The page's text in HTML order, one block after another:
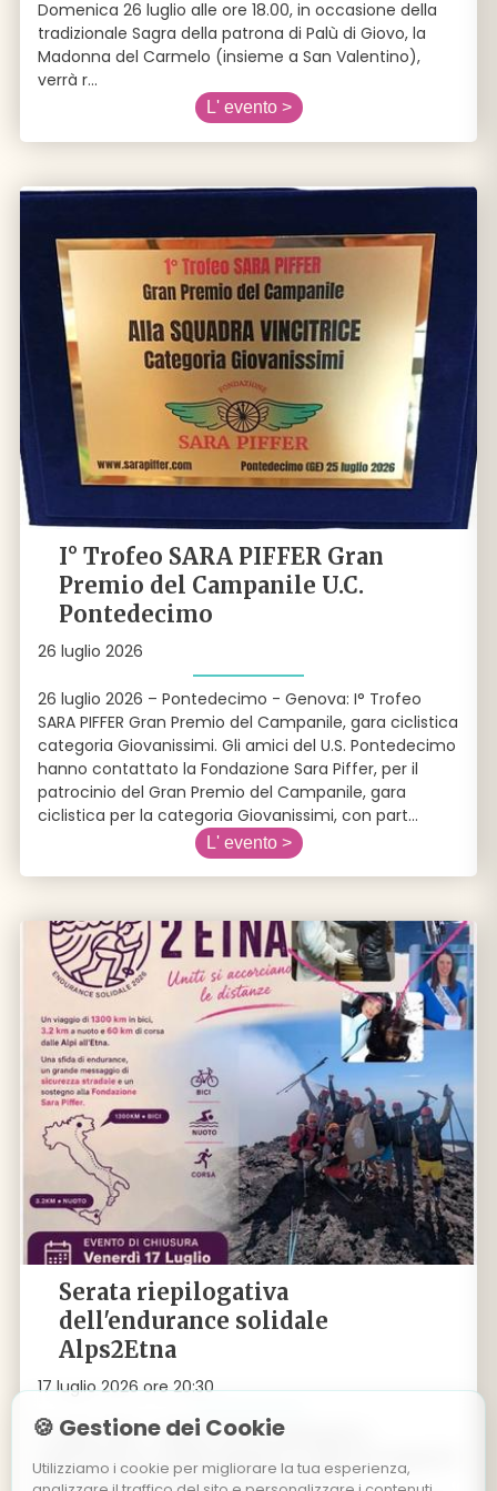
Domenica 26 luglio alle ore 18.00, in occasione della
tradizionale Sagra della patrona di Palù di Giovo, la
Madonna del Carmelo (insieme a San Valentino),
verrà r...
L' evento >
I° Trofeo SARA PIFFER Gran
Premio del Campanile U.C.
Pontedecimo
26 luglio 2026
26 luglio 2026 – Pontedecimo - Genova: I° Trofeo
SARA PIFFER Gran Premio del Campanile, gara ciclistica
categoria Giovanissimi. Gli amici del U.S. Pontedecimo
hanno contattato la Fondazione Sara Piffer, per il
patrocinio del Gran Premio del Campanile, gara
ciclistica per la categoria Giovanissimi, con part...
L' evento >
Serata riepilogativa
dell'endurance solidale
Alps2Etna
17 luglio 2026 ore 20:30
17 luglio 2026 – Albiano Serata riepilogativa
dell'endurance solidale 2026 Alps2Etna ci
🍪 Gestione dei Cookie
Utilizziamo i cookie per migliorare la tua esperienza,